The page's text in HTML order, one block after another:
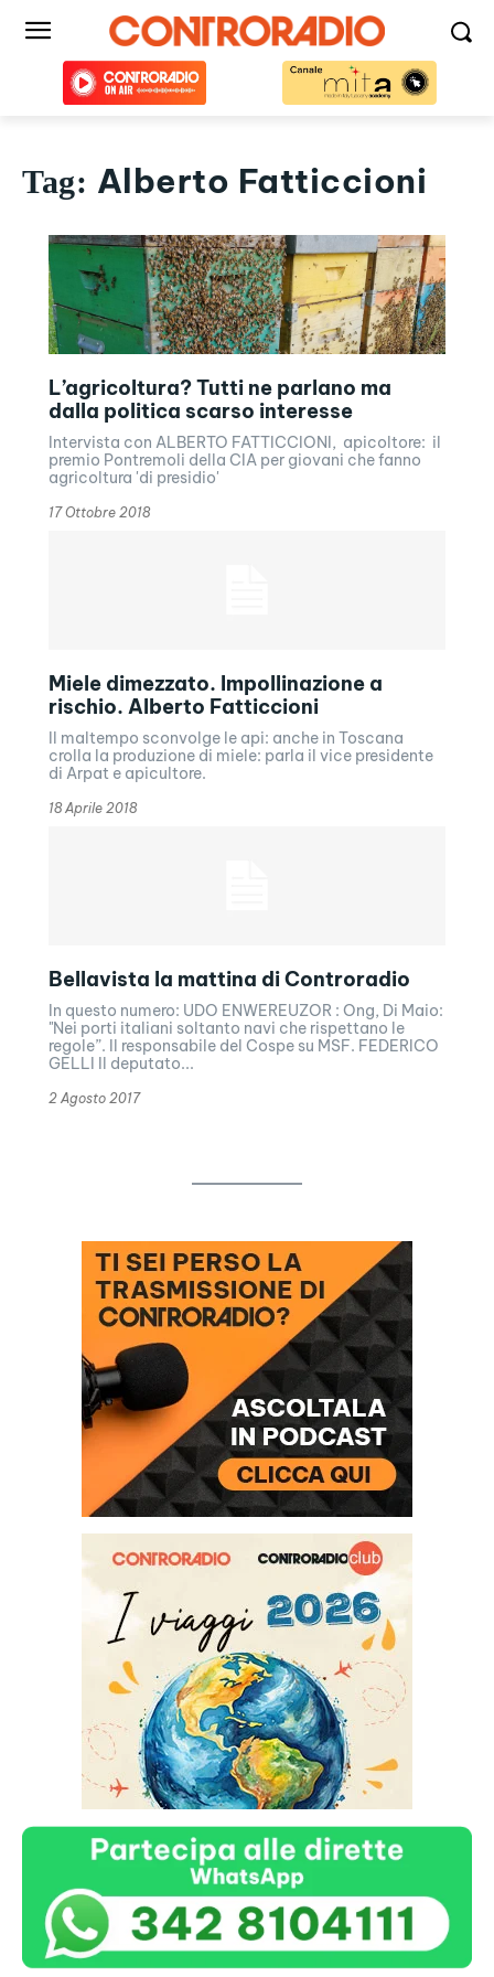
Tag: Alberto Fatticcioni
L’agricoltura? Tutti ne parlano ma
dalla politica scarso interesse
Intervista con ALBERTO FATTICCIONI, apicoltore: il
premio Pontremoli della CIA per giovani che fanno
agricoltura 'di presidio'
17 Ottobre 2018
Miele dimezzato. Impollinazione a
rischio. Alberto Fatticcioni
Il maltempo sconvolge le api: anche in Toscana
crolla la produzione di miele: parla il vice presidente
di Arpat e apicultore.
18 Aprile 2018
Bellavista la mattina di Controradio
In questo numero: UDO ENWEREUZOR : Ong, Di Maio:
"Nei porti italiani soltanto navi che rispettano le
regole”. Il responsabile del Cospe su MSF. FEDERICO
GELLI Il deputato...
2 Agosto 2017